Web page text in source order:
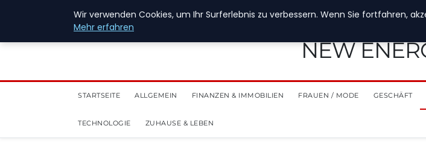
28. Juli 2026
NEW
STARTSEITE ALLGEMEIN FINANZEN & IMMOBILIEN FRAUEN / MODE GESCHÄFT
TECHNOLOGIE ZUHAUSE & LEBEN
Wir verwenden Cookies, um Ihr Surferlebnis zu verbessern. Wenn Sie fortfahren,
Mehr erfahren